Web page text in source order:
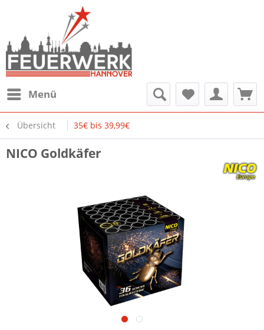
Menü
Übersicht 35€ bis 39,99€
NICO Goldkäfer